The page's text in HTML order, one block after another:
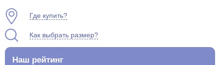
Где купить?
Как выбрать размер?
Наш рейтинг